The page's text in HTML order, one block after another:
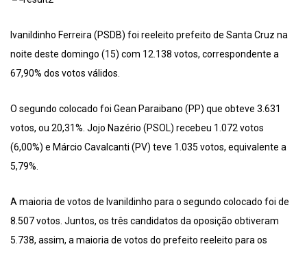
Ivanildinho Ferreira (PSDB) foi reeleito prefeito de Santa Cruz na
noite deste domingo (15) com 12.138 votos, correspondente a
67,90% dos votos válidos.
O segundo colocado foi Gean Paraibano (PP) que obteve 3.631
votos, ou 20,31%. Jojo Nazério (PSOL) recebeu 1.072 votos
(6,00%) e Márcio Cavalcanti (PV) teve 1.035 votos, equivalente a
5,79%.
A maioria de votos de Ivanildinho para o segundo colocado foi de
8.507 votos. Juntos, os três candidatos da oposição obtiveram
5.738, assim, a maioria de votos do prefeito reeleito para os